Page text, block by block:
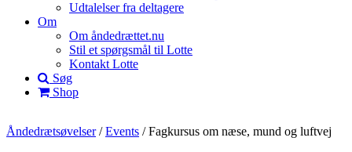
Udtalelser fra deltagere
Om
Om åndedrættet.nu
Stil et spørgsmål til Lotte
Kontakt Lotte
Søg
Shop
Åndedrætsøvelser/Events /Fagkursus om næse, mund og luftvej